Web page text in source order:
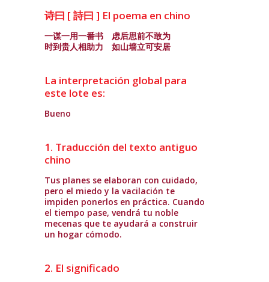
诗曰 [ 詩曰 ] El poema en chino
一谋一用一番书 虑后思前不敢为
时到贵人相助力 如山墙立可安居
La interpretación global para
este lote es:
Bueno
1. Traducción del texto antiguo
chino
Tus planes se elaboran con cuidado,
pero el miedo y la vacilación te
impiden ponerlos en práctica. Cuando
el tiempo pase, vendrá tu noble
mecenas que te ayudará a construir
un hogar cómodo.
2. El significado